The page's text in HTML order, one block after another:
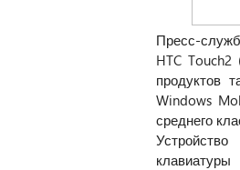
Пресс-
HTC
продуктов
Windows
среднего